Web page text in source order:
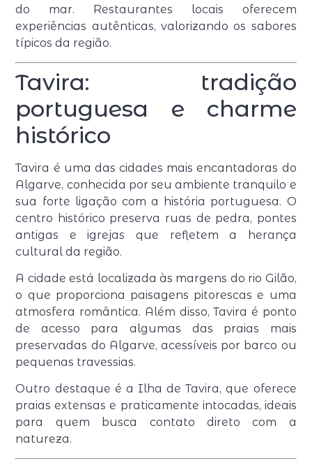
do mar. Restaurantes locais oferecem
experiências autênticas, valorizando os sabores
típicos da região.
Tavira: tradição
portuguesa e charme
histórico
Tavira é uma das cidades mais encantadoras do
Algarve, conhecida por seu ambiente tranquilo e
sua forte ligação com a história portuguesa. O
centro histórico preserva ruas de pedra, pontes
antigas e igrejas que refletem a herança
cultural da região.
A cidade está localizada às margens do rio Gilão,
o que proporciona paisagens pitorescas e uma
atmosfera romântica. Além disso, Tavira é ponto
de acesso para algumas das praias mais
preservadas do Algarve, acessíveis por barco ou
pequenas travessias.
Outro destaque é a Ilha de Tavira, que oferece
praias extensas e praticamente intocadas, ideais
para quem busca contato direto com a
natureza.